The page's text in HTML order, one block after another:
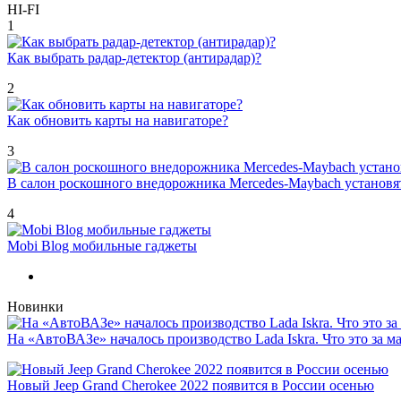
HI-FI
1
Как выбрать радар-детектор (антирадар)?
2
Как обновить карты на навигаторе?
3
В салон роскошного внедорожника Mercedes-Maybach
4
Mobi Blog мобильные гаджеты
Новинки
На «АвтоВАЗе» началось производство Lada Iskra. Что это за
Новый Jeep Grand Cherokee 2022 появится в России осенью